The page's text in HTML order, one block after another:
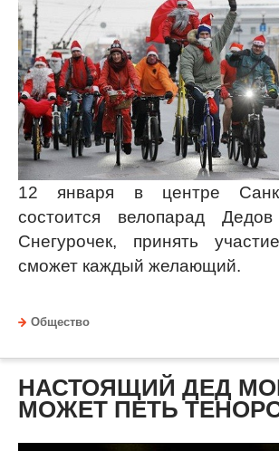
12 января в центре
состоится велопарад
Снегурочек, принять
сможет каждый желающий.
Общество
НАСТОЯЩИЙ ДЕД
МОЖЕТ ПЕТЬ